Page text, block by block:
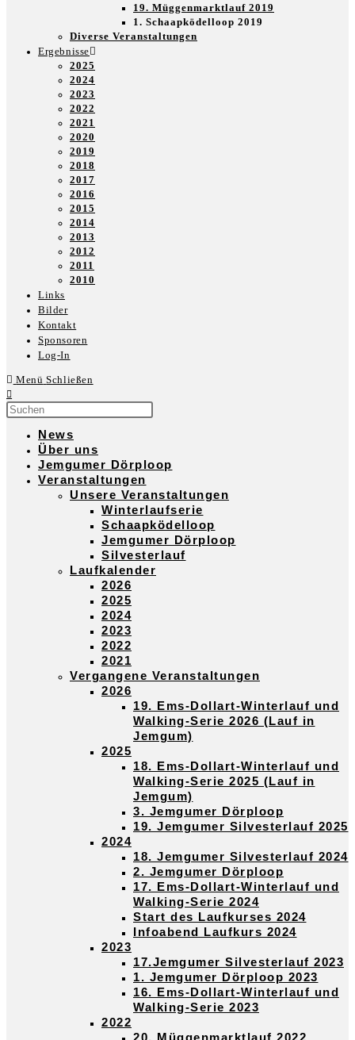
19. Müggenmarktlauf 2019
1. Schaapködelloop 2019
Diverse Veranstaltungen
Ergebnisse
2025
2024
2023
2022
2021
2020
2019
2018
2017
2016
2015
2014
2013
2012
2011
2010
Links
Bilder
Kontakt
Sponsoren
Log-In
Menü Schließen
News
Über uns
Jemgumer Dörploop
Veranstaltungen
Unsere Veranstaltungen
Winterlaufserie
Schaapködelloop
Jemgumer Dörploop
Silvesterlauf
Laufkalender
2026
2025
2024
2023
2022
2021
Vergangene Veranstaltungen
2026
19. Ems-Dollart-Winterlauf und
Walking-Serie 2026 (Lauf in
Jemgum)
2025
18. Ems-Dollart-Winterlauf und
Walking-Serie 2025 (Lauf in
Jemgum)
3. Jemgumer Dörploop
19. Jemgumer Silvesterlauf 2025
2024
18. Jemgumer Silvesterlauf 2024
2. Jemgumer Dörploop
17. Ems-Dollart-Winterlauf und
Walking-Serie 2024
Start des Laufkurses 2024
Infoabend Laufkurs 2024
2023
17.Jemgumer Silvesterlauf 2023
1. Jemgumer Dörploop 2023
16. Ems-Dollart-Winterlauf und
Walking-Serie 2023
2022
20. Müggenmarktlauf 2022